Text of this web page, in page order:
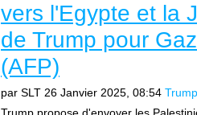
vers l'Egypte et la
de Trump pour
(AFP)
par SLT 26 Janvier 2025, 08:54 Trump